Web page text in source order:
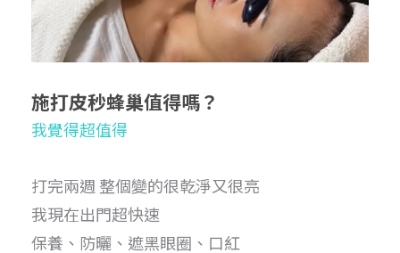
施打皮秒蜂巢值得嗎？
我覺得超值得
打完兩週 整個變的很乾淨又很亮
我現在出門超快速
保養、防曬、遮黑眼圈、口紅